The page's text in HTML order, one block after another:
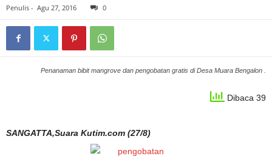
Penulis - Agu 27, 2016 0
Penanaman bibit mangrove dan pengobatan gratis di Desa Muara Bengalon .
Dibaca 39
SANGATTA,Suara Kutim.com (27/8)